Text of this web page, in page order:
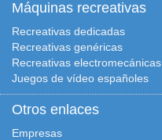
Máquinas recreativas
Recreativas dedicadas
Recreativas genéricas
Recreativas electromecánicas
Juegos de vídeo españoles
Otros enlaces
Empresas